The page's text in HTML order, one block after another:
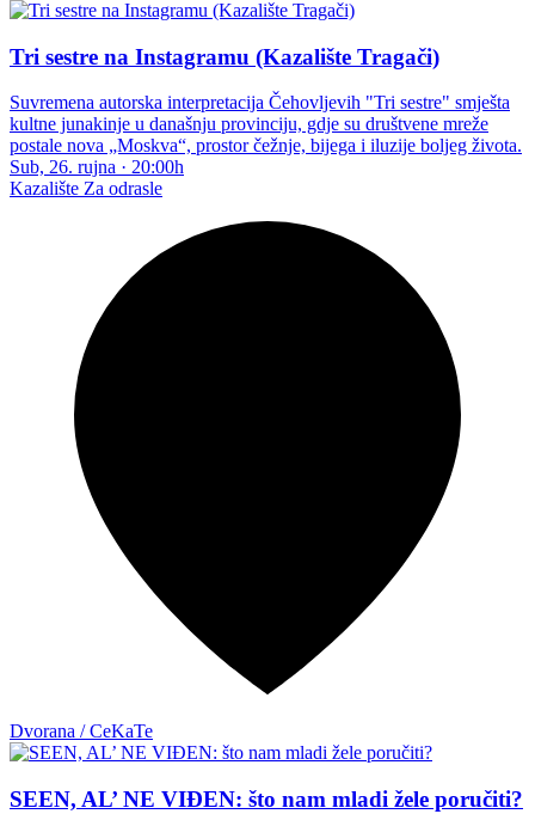
Tri sestre na Instagramu (Kazalište Tragači)
Suvremena autorska interpretacija Čehovljevih "Tri sestre" smješta
kultne junakinje u današnju provinciju, gdje su društvene mreže
postale nova „Moskva“, prostor čežnje, bijega i iluzije boljeg života.
Sub, 26. rujna · 20:00h
Kazalište Za odrasle
Dvorana / CeKaTe
SEEN, AL’ NE VIĐEN: što nam mladi žele poručiti?